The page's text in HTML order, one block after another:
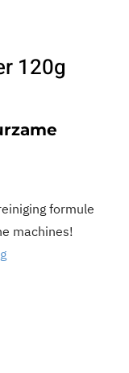
120g
formule
machines!